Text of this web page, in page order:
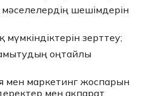
шешімдерін
зерттеу;
оңтайлы
мен маркетинг жоспарын
мен ақпарат